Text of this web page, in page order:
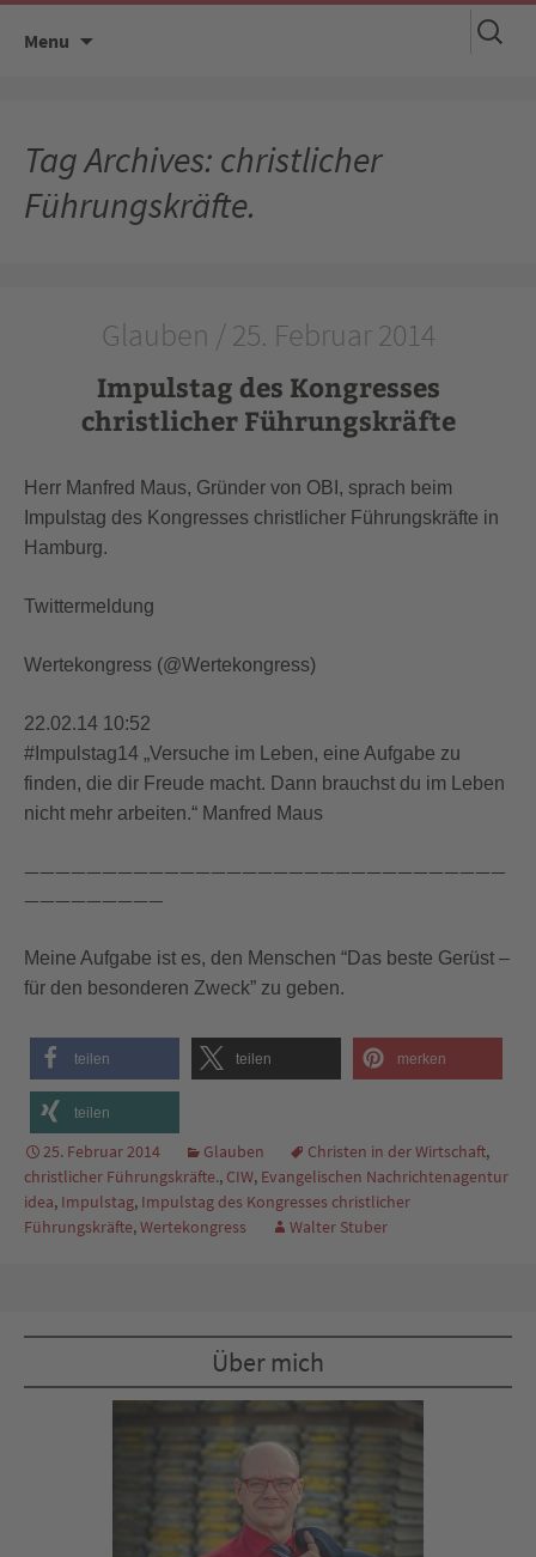
Menu
Suchen
nach:
Tag Archives: christlicher
Führungskräfte.
Glauben / 25. Februar 2014
Impulstag des Kongresses
christlicher Führungskräfte
Herr Manfred Maus, Gründer von OBI, sprach beim
Impulstag des Kongresses christlicher Führungskräfte in
Hamburg.
Twittermeldung
Wertekongress (@Wertekongress)
22.02.14 10:52
#Impulstag14 „Versuche im Leben, eine Aufgabe zu
finden, die dir Freude macht. Dann brauchst du im Leben
nicht mehr arbeiten.“ Manfred Maus
———————————————————————————————
—————————
Meine Aufgabe ist es, den Menschen “Das beste Gerüst –
für den besonderen Zweck” zu geben.
teilen teilen merken
teilen
25. Februar 2014 Glauben Christen in der Wirtschaft,
christlicher Führungskräfte., CIW, Evangelischen Nachrichtenagentur
idea, Impulstag, Impulstag des Kongresses christlicher
Führungskräfte,Wertekongress Walter Stuber
Über mich